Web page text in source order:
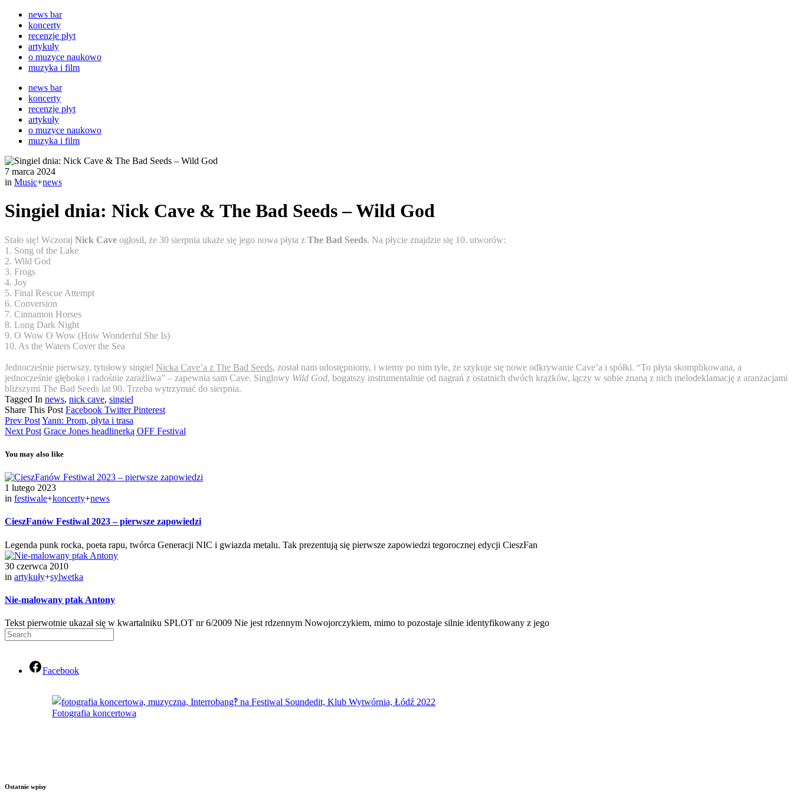
news bar
koncerty
recenzje płyt
artykuły
o muzyce naukowo
muzyka i film
news bar
koncerty
recenzje płyt
artykuły
o muzyce naukowo
muzyka i film
7 marca 2024
in Music+news
Singiel dnia: Nick Cave & The Bad Seeds – Wild God
Stało się! Wczoraj Nick Cave ogłosił, że 30 sierpnia ukaże się jego nowa płyta z The Bad Seeds. Na płycie znajdzie się 10. utworów:
1. Song of the Lake
2. Wild God
3. Frogs
4. Joy
5. Final Rescue Attempt
6. Conversion
7. Cinnamon Horses
8. Long Dark Night
9. O Wow O Wow (How Wonderful She Is)
10. As the Waters Cover the Sea
Jednocześnie pierwszy, tytułowy singiel Nicka Cave’a z The Bad Seeds, został nam udostępniony, i wiemy po nim tyle, że szykuje się nowe odkrywanie Cave’a i spółki. “To płyta skomplikowana, a
jednocześnie głęboko i radośnie zaraźliwa” – zapewnia sam Cave. Singlowy Wild God, bogatszy instrumentalnie od nagrań z ostatnich dwóch krążków, łączy w sobie znaną z nich melodeklamację z aranżacjami
bliższymi The Bad Seeds lat 90. Trzeba wytrzymać do sierpnia.
Tagged In news, nick cave, singiel
Share This Post Facebook TwitterPinterest
Prev PostYann: Prom, płyta i trasa
Next Post Grace Jones headlinerką OFF Festival
You may also like
1 lutego 2023
in festiwale+koncerty+news
CieszFanów Festiwal 2023 – pierwsze zapowiedzi
Legenda punk rocka, poeta rapu, twórca Generacji NIC i gwiazda metalu. Tak prezentują się pierwsze zapowiedzi tegorocznej edycji CieszFan
30 czerwca 2010
in artykuły+sylwetka
Nie-malowany ptak Antony
Tekst pierwotnie ukazał się w kwartalniku SPLOT nr 6/2009 Nie jest rdzennym Nowojorczykiem, mimo to pozostaje silnie identyfikowany z jego
Facebook
Fotografia koncertowa
Ostatnie wpisy